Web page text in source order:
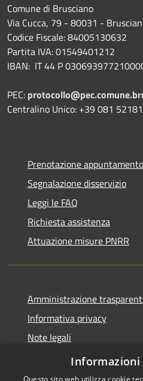
Comune di Brusciano
Via Cucca, 79 - 80031 -
Codice Fiscale: 84005130632
Partita IVA: 01549401212
IBAN: IT 44 P
PEC:
Centralino Unico: +39 081
Prenotazione appuntamento
Segnalazione disservizio
Leggi le FAQ
Richiesta assistenza
Attuazione misure PNRR
Amministrazione
Informativa privacy
Note legali
Dichiarazione di accessibilità
Informazioni
Questo sito web utilizza cookie